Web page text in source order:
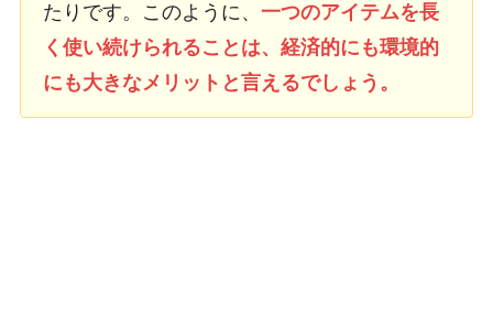
たりです。このように、 一つのアイテムを長
く使い続けられることは、経済的にも環境的
にも大きなメリットと言えるでしょう。